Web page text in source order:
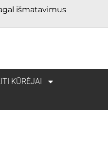
išmatavimus
KŪRĖJAI